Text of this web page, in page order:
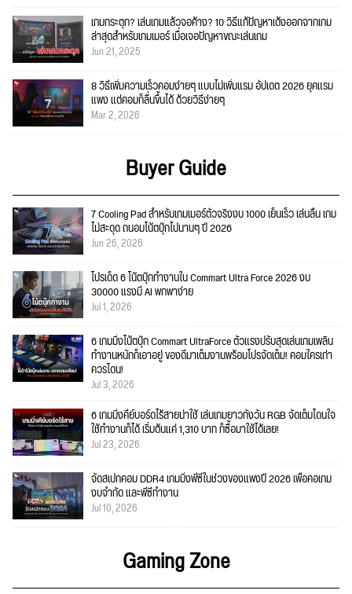
เกมกระตุก? เล่นเกมแล้วจอค้าง? 10 วิธีแก้ปัญหาเด้งออกจากเกม
ล่าสุดสำหรับเกมเมอร์ เมื่อเจอปัญหาขณะเล่นเกม
Jun 21, 2025
8 วิธีเพิ่มความเร็วคอมง่ายๆ แบบไม่เพิ่มแรม อัปเดต 2026 ยุคแรม
แพง แต่คอมก็ลื่นขึ้นได้ ด้วยวิธีง่ายๆ
Mar 2, 2026
Buyer Guide
7 Cooling Pad สำหรับเกมเมอร์ตัวจริงงบ 1000 เย็นเร็ว เล่นลื่น เกม
ไม่สะดุด ถนอมโน้ตบุ๊กไปนานๆ ปี 2026
Jun 26, 2026
โปรเด็ด 6 โน้ตบุ๊กทำงานใน Commart Ultra Force 2026 งบ
30000 แรงมี AI พกพาง่าย
Jul 1, 2026
6 เกมมิ่งโน้ตบุ๊ก Commart UltraForce ตัวแรงปรับสุดเล่นเกมเพลิน
ทำงานหนักก็เอาอยู่ ของดีมาเต็มงานพร้อมโปรจัดเต็ม! คอมใครเก่า
ควรโดน!
Jul 3, 2026
6 เกมมิ่งคีย์บอร์ดไร้สายน่าใช้ เล่นเกมยาวทั้งวัน RGB จัดเต็มโดนใจ
ใช้ทำงานก็ได้ เริ่มต้นแค่ 1,310 บาท ก็ซื้อมาใช้ได้เลย!
Jul 23, 2026
จัดสเปกคอม DDR4 เกมมิ่งพีซีในช่วงของแพงปี 2026 เพื่อคอเกม
งบจำกัด และพีซีทำงาน
Jul 10, 2026
Gaming Zone